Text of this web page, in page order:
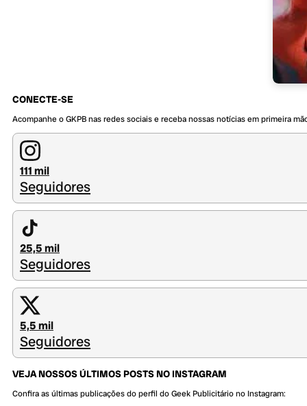
CONECTE-SE
Acompanhe o GKPB nas redes sociais e receba nossas notícias em primeira
111 mil
Seguidores
25,5 mil
Seguidores
5,5 mil
Seguidores
VEJA NOSSOS ÚLTIMOS POSTS NO INSTAGRAM
Confira as últimas publicações do perfil do Geek Publicitário no Instagram: